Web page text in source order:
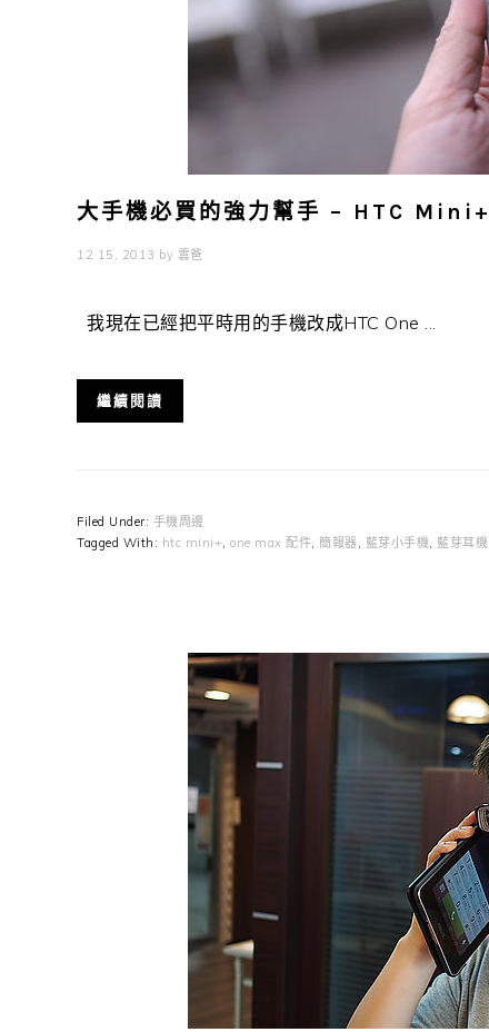
大手機必買的強力幫手 – HTC Mini+
12 15, 2013 by 雲爸
我現在已經把平時用的手機改成HTC One ...
繼續閱讀
Filed Under: 手機周邊
Tagged With: htc mini+, one max 配件, 簡報器, 藍芽小手機, 藍芽耳機